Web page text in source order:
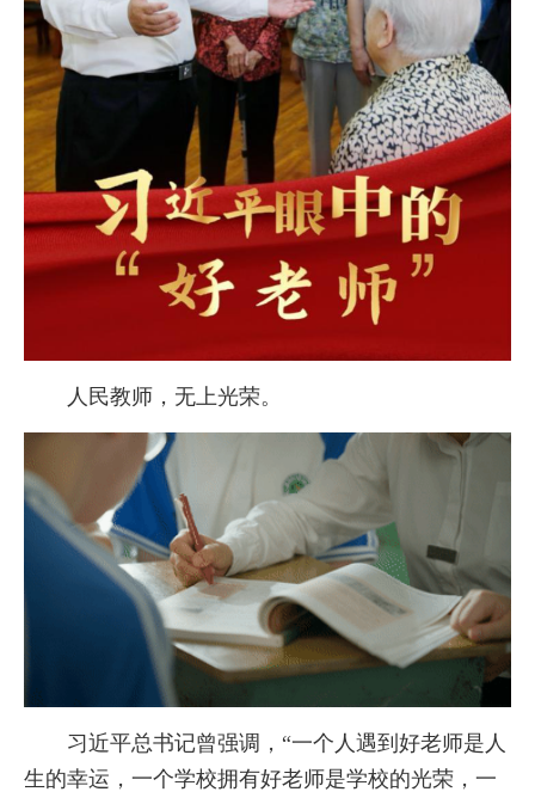
人民教师，无上光荣。
习近平总书记曾强调，“一个人遇到好老师是人
生的幸运，一个学校拥有好老师是学校的光荣，一